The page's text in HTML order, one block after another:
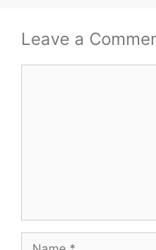
Leave a
Name